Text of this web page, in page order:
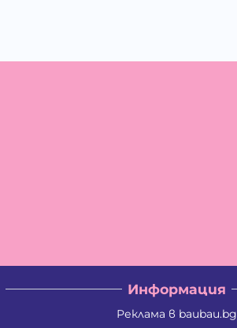
Информация
Реклама в baubau.bg